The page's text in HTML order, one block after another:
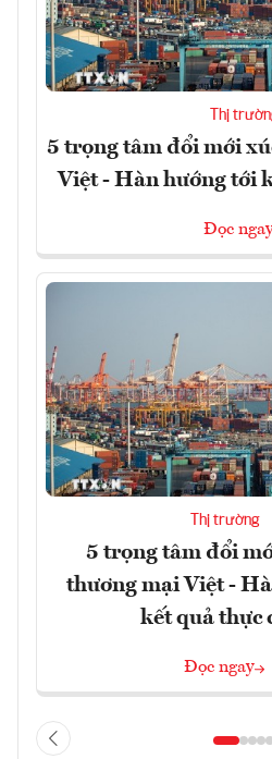
Thị
5 trọng tâm đổi mới
Việt - Hàn hướng tới
Đọc
Thị trường
5 trọng tâm đổi
thương mại Việt -
kết quả thực
Đọc ngay